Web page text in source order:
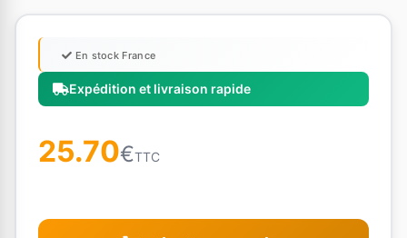
Expédition et livraison rapide
En stock France
25.70€TTC